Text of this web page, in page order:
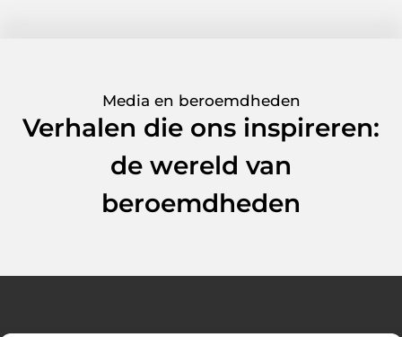
Media en beroemdheden
Verhalen die ons inspireren:
de wereld van
beroemdheden